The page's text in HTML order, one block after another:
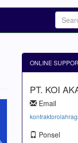
ONLINE
PT. KOI
Email
Ponsel